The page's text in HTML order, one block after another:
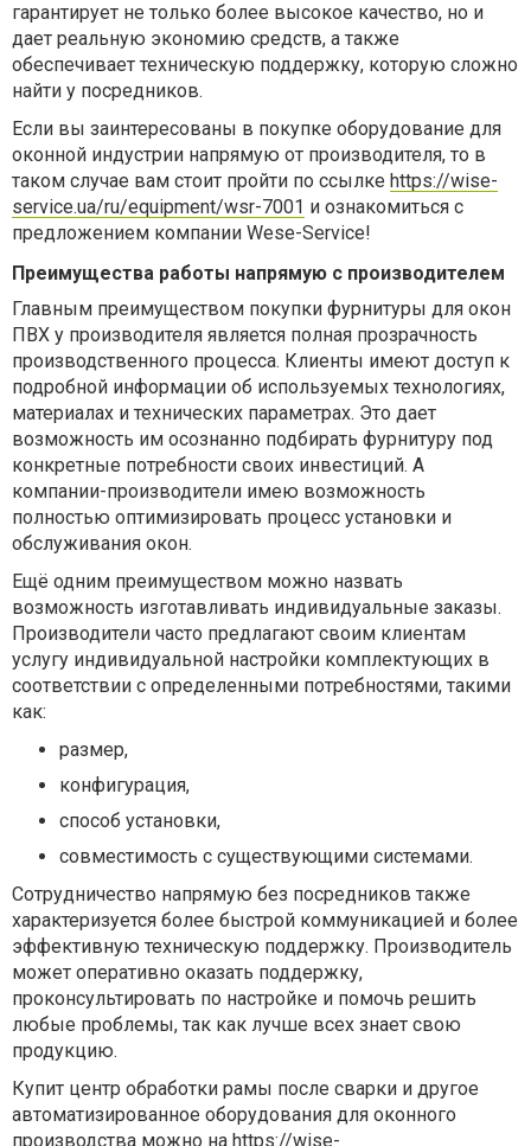
гарантирует не только более высокое качество, но и
дает реальную экономию средств, а также
обеспечивает техническую поддержку, которую сложно
найти у посредников.
Если вы заинтересованы в покупке оборудование для
оконной индустрии напрямую от производителя, то в
таком случае вам стоит пройти по ссылке https://wise-
service.ua/ru/equipment/wsr-7001 и ознакомиться с
предложением компании Wese-Service!
Преимущества работы напрямую с производителем
Главным преимуществом покупки фурнитуры для окон
ПВХ у производителя является полная прозрачность
производственного процесса. Клиенты имеют доступ к
подробной информации об используемых технологиях,
материалах и технических параметрах. Это дает
возможность им осознанно подбирать фурнитуру под
конкретные потребности своих инвестиций. А
компании-производители имею возможность
полностью оптимизировать процесс установки и
обслуживания окон.
Ещё одним преимуществом можно назвать
возможность изготавливать индивидуальные заказы.
Производители часто предлагают своим клиентам
услугу индивидуальной настройки комплектующих в
соответствии с определенными потребностями, такими
как:
размер,
конфигурация,
способ установки,
совместимость с существующими системами.
Сотрудничество напрямую без посредников также
характеризуется более быстрой коммуникацией и более
эффективную техническую поддержку. Производитель
может оперативно оказать поддержку,
проконсультировать по настройке и помочь решить
любые проблемы, так как лучше всех знает свою
продукцию.
Купит центр обработки рамы после сварки и другое
автоматизированное оборудования для оконного
производства можно на https://wise-